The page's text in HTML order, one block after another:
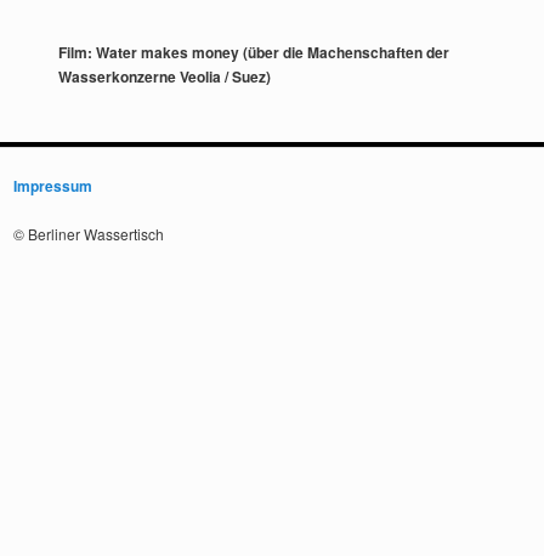
Film: Water makes money (über die Machenschaften der
Wasserkonzerne Veolia / Suez)
Impressum
© Berliner Wassertisch